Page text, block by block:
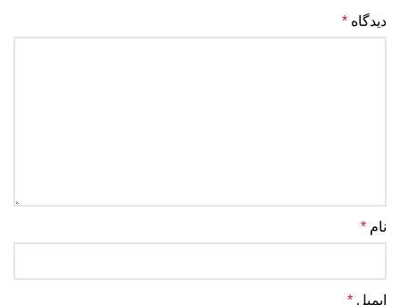
دیدگاه *
نام *
ایمیل *